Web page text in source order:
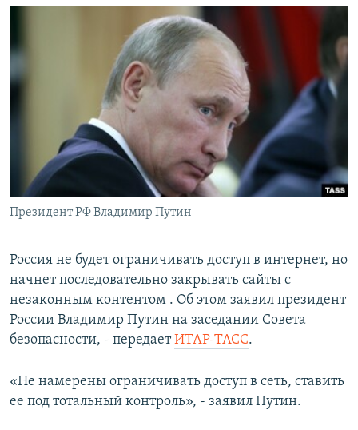
ТЕЛЕПРОЕКТ КРЫМ.РЕАЛИИ
СОВЕТЫ ПРАВОЗАЩИТНИКОВ
ПРОПАВШИЕ БЕЗ ВЕСТИ
ПОБЕДИТЕЛЕЙ НЕ СУДЯТ?
КРЫМ.НЕПОКОРЕННЫЙ
ELIFBE
УКРАИНСКАЯ ПРОБЛЕМА КРЫМА
ПРИСОЕДИНЯЙТЕСЬ!
Все сайты RFE/RL
Президент РФ Владимир Путин
Россия не будет ограничивать доступ в интернет, но
начнет последовательно закрывать сайты с
незаконным контентом . Об этом заявил президент
России Владимир Путин на заседании Совета
безопасности, - передаетИТАР-ТАСС.
«Не намерены ограничивать доступ в сеть, ставить
ее под тотальный контроль», - заявил Путин.